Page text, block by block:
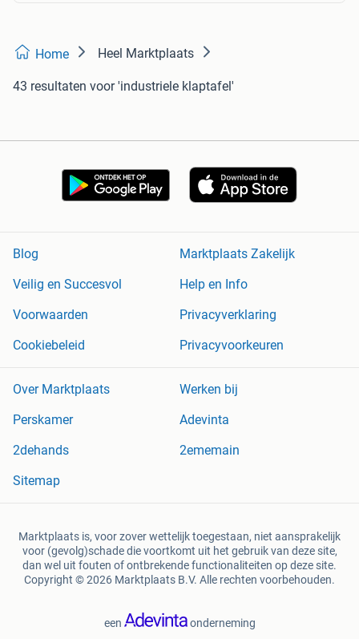
Home Heel Marktplaats
43 resultaten voor 'industriele klaptafel'
Blog
Marktplaats Zakelijk
Veilig en Succesvol
Help en Info
Voorwaarden
Privacyverklaring
Cookiebeleid
Privacyvoorkeuren
Over Marktplaats
Werken bij
Perskamer
Adevinta
2dehands
2ememain
Sitemap
Marktplaats is, voor zover wettelijk toegestaan, niet aansprakelijk
voor (gevolg)schade die voortkomt uit het gebruik van deze site,
dan wel uit fouten of ontbrekende functionaliteiten op deze site.
Copyright © 2026 Marktplaats B.V. Alle rechten voorbehouden.
een onderneming